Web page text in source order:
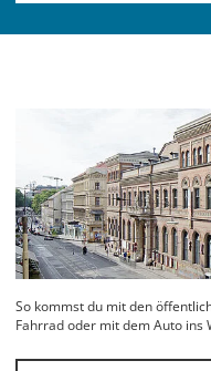
So kommst du mit den
Fahrrad oder mit dem Auto ins